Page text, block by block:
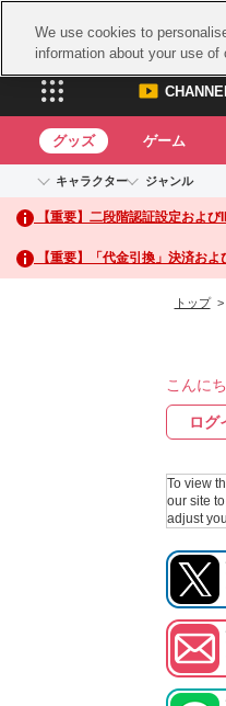
CHANNEL
ASOBI
グッズ ゲーム
キャラクター
アイドルマス
アイドルマスタ
アイドルマスタ
アイドルマスタ
プロジェクトア
テイルズ オブ
ジャンル
イ
ト
【重要】二段階認証設定およ
【重要】「代金引換」決済お
トップ>
こんに
ログ
To view
our site
adjust
We use cookies to
information about your use